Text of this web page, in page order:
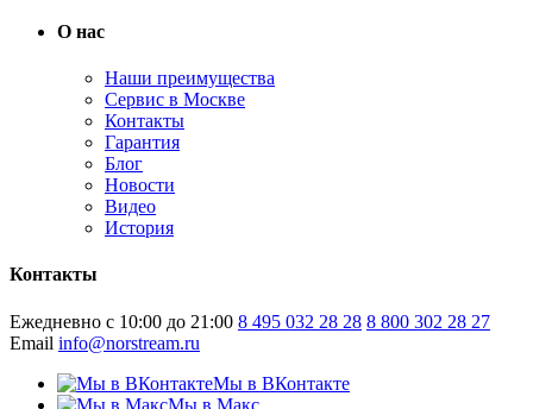
О нас
Наши преимущества
Сервис в Москве
Контакты
Гарантия
Блог
Новости
Видео
История
Контакты
Ежедневно с 10:00 до 21:00 8 495 032 28 28 8 800 302 28 27
Email info@norstream.ru
Мы в ВКонтакте
Мы в Макс